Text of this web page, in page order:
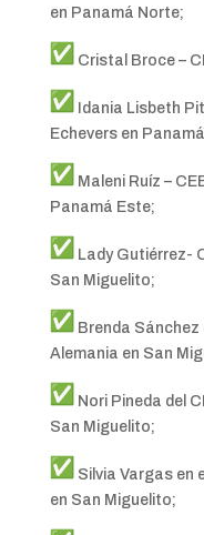
en Panamá Norte;
Cristal Broce –
Idania Lisbeth
Echevers en
Maleni Ruíz –
Panamá Este;
Lady Gutiérrez-
San Miguelito;
Brenda Sánchez
Alemania en San
Nori Pineda del
San Miguelito;
Silvia Vargas en
en San Miguelito;